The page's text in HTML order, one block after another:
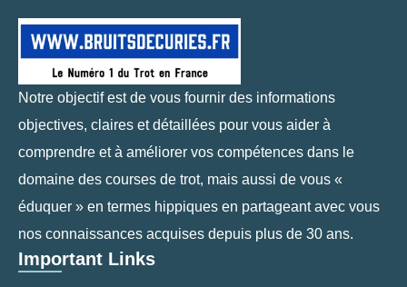
Notre objectif est de vous fournir des informations
objectives, claires et détaillées pour vous aider à
comprendre et à améliorer vos compétences dans le
domaine des courses de trot, mais aussi de vous «
éduquer » en termes hippiques en partageant avec vous
nos connaissances acquises depuis plus de 30 ans.
Important Links